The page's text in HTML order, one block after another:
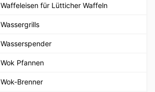
Waffeleisen für Lütticher Waffeln
Wassergrills
Wasserspender
Wok Pfannen
Wok-Brenner